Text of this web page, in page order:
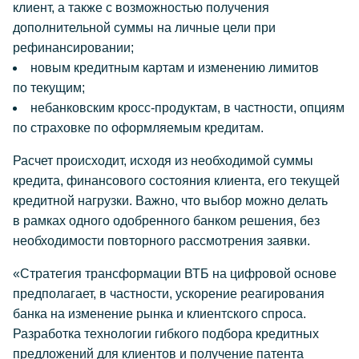
клиент, а также с возможностью получения
дополнительной суммы на личные цели при
рефинансировании;
новым кредитным картам и изменению лимитов
по текущим;
небанковским кросс-продуктам, в частности, опциям
по страховке по оформляемым кредитам.
Расчет происходит, исходя из необходимой суммы
кредита, финансового состояния клиента, его текущей
кредитной нагрузки. Важно, что выбор можно делать
в рамках одного одобренного банком решения, без
необходимости повторного рассмотрения заявки.
«Стратегия трансформации ВТБ на цифровой основе
предполагает, в частности, ускорение реагирования
банка на изменение рынка и клиентского спроса.
Разработка технологии гибкого подбора кредитных
предложений для клиентов и получение патента